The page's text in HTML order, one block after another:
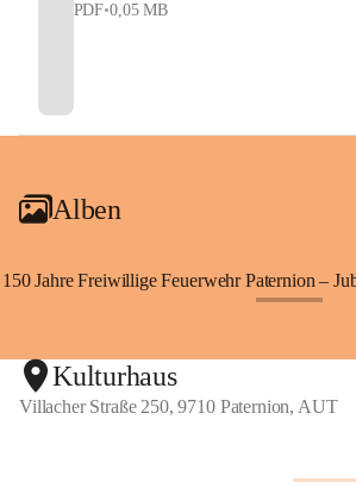
PDF•0,05 MB
Alben
Kulturhaus
Villacher Straße 250, 9710 Paternion, AUT